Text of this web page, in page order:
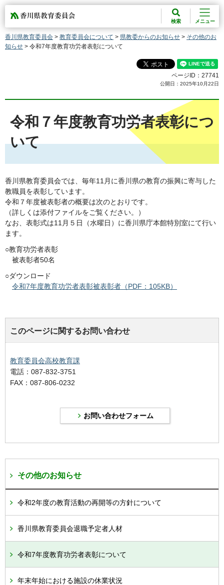
香川県教育委員会
検索 メニュー
香川県教育委員会 > 教育委員会について > 県教委からのお知らせ > その他のお
知らせ > 令和7年度教育功労者表彰について
ページID：27741
公開日：2025年10月22日
令和７年度教育功労者表彰につ
いて
香川県教育委員会では、毎年11月に香川県の教育の振興に寄与した
教職員を表彰しています。
令和７年度被表彰者の概要は次のとおりです。
（詳しくは添付ファイルをご覧ください。）
なお、表彰式は11月５日（水曜日）に香川県庁本館特別室にて行い
ます。
○教育功労者表彰
被表彰者50名
○ダウンロード
令和7年度教育功労者表彰被表彰者（PDF：105KB）
このページに関するお問い合わせ
教育委員会高校教育課
電話：087-832-3751
FAX：087-806-0232
その他のお知らせ
令和2年度の教育活動の再開等の方針について
香川県教育委員会退職予定者人材
令和7年度教育功労者表彰について
年末年始における施設の休業状況